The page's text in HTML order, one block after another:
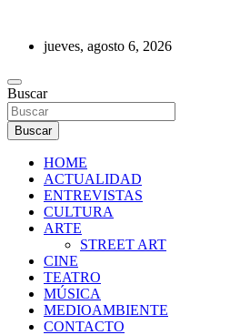
contenidojueves, agosto 6, 2026
REVISTA DE PRENSA
Buscar
Buscar
HOME
ACTUALIDAD
ENTREVISTAS
CULTURA
ARTE
STREET ART
CINE
TEATRO
MÚSICA
MEDIOAMBIENTE
CONTACTO